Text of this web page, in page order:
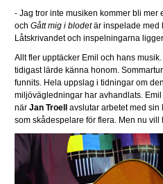
- Jag tror inte musiken kommer bli mer
och Gått mig i blodetär inspelade med
Låtskrivandet och inspelningarna
Allt fler upptäcker Emil och hans
tidigast lärde känna honom.
funnits. Hela uppslag i tidningar om
miljövägledningar har avhandlats.
när Jan Troell
avslutar arbetet med sin
som skådespelare för flera. Men nu